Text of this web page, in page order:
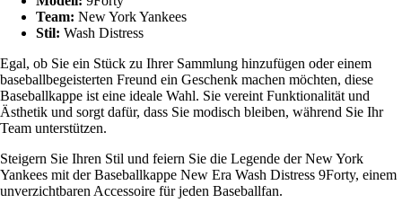
Team: New York Yankees
Stil: Wash Distress
Egal, ob Sie ein Stück zu Ihrer Sammlung hinzufügen oder einem
baseballbegeisterten Freund ein Geschenk machen möchten, diese
Baseballkappe ist eine ideale Wahl. Sie vereint Funktionalität und
Ästhetik und sorgt dafür, dass Sie modisch bleiben, während Sie Ihr
Team unterstützen.
Steigern Sie Ihren Stil und feiern Sie die Legende der New York
Yankees mit der Baseballkappe New Era Wash Distress 9Forty, einem
unverzichtbaren Accessoire für jeden Baseballfan.